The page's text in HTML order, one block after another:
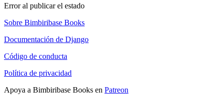
Error al publicar el estado
Sobre Bimbiribase Books
Documentación de Django
Código de conducta
Política de privacidad
Apoya a Bimbiribase Books en Patreon